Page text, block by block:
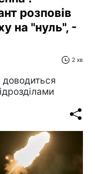
розповів
на "нуль", -
2 хв